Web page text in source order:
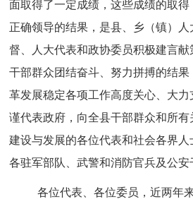
面取得了一定成绩，这些成绩的取
正确领导的结果，是县、乡（镇）
督、人大代表和政协委员积极建言
干部群众团结奋斗、努力拼搏的结
革发展稳定各项工作高度关心、大
谨代表政府，向全县干部群众和所有
建设与发展的各位代表和社会各界
各驻军部队、武警和消防官兵及公安
各位代表、各位委员，近两年